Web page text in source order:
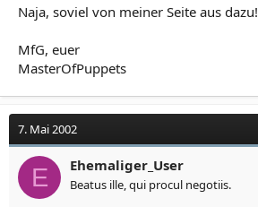
Naja, soviel von meiner Seite aus dazu!
MfG, euer
MasterOfPuppets
7. Mai 2002
E Ehemaliger_User
Beatus ille, qui procul negotiis.